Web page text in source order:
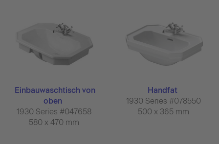
Einbauwaschtisch von
oben
1930 Series #047658
580 x 470 mm
Handfat
1930 Series #078550
500 x 365 mm